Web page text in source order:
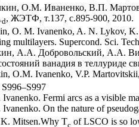
О.М. Иваненко, В.П.
, ЖЭТФ, т.137, с.895-900, 2010.
O. M. Ivanenko, A. N. Lykov,
multilayers. Supercond. Sci.
А.А. Добровольский, А.А.
ванадия в теллуриде
O.M. Ivanenko, V.P.
Fermi arcs as a visible
On the nature of
Mitsen.Why Tc of LSCO is so